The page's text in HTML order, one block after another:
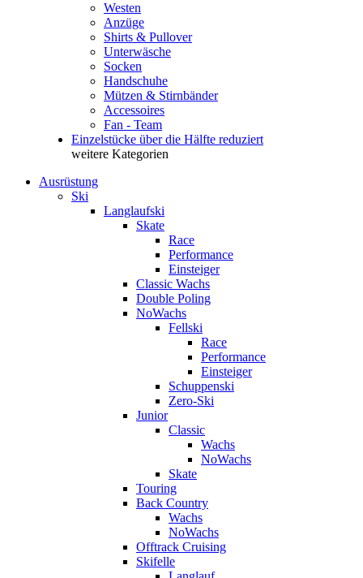
Westen
Anzüge
Shirts & Pullover
Unterwäsche
Socken
Handschuhe
Mützen & Stirnbänder
Accessoires
Fan - Team
Einzelstücke über die Hälfte reduziert
weitere Kategorien
Ausrüstung
Ski
Langlaufski
Skate
Race
Performance
Einsteiger
Classic Wachs
Double Poling
NoWachs
Fellski
Race
Performance
Einsteiger
Schuppenski
Zero-Ski
Junior
Classic
Wachs
NoWachs
Skate
Touring
Back Country
Wachs
NoWachs
Offtrack Cruising
Skifelle